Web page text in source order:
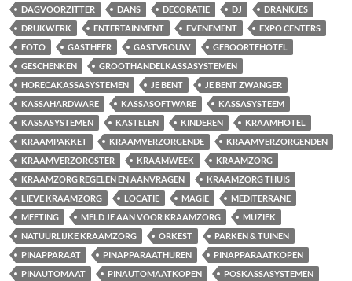
DAGVOORZITTER
DANS DECORATIE DJ
DRANKJES
DRUKWERK
ENTERTAINMENT EVENEMENT
EXPO CENTERS
FOTO
GASTHEER GASTVROUW
GEBOORTEHOTEL
GESCHENKEN
GROOTHANDELKASSASYSTEMEN
HORECAKASSASYSTEMEN
JE BENT
JE BENT ZWANGER
KASSAHARDWARE
KASSASOFTWARE
KASSASYSTEEM
KASSASYSTEMEN
KASTELEN KINDEREN
KRAAMHOTEL
KRAAMPAKKET
KRAAMVERZORGENDE
KRAAMVERZORGENDEN
KRAAMVERZORGSTER
KRAAMWEEK
KRAAMZORG
KRAAMZORG REGELEN EN AANVRAGEN
KRAAMZORG THUIS
LIEVE KRAAMZORG
LOCATIE MAGIE
MEDITERRANE
MEETING
MELD JE AAN VOOR KRAAMZORG
MUZIEK
NATUURLIJKE KRAAMZORG
ORKEST
PARKEN & TUINEN
PINAPPARAAT
PINAPPARAATHUREN
PINAPPARAATKOPEN
PINAUTOMAAT
PINAUTOMAATKOPEN
POSKASSASYSTEMEN